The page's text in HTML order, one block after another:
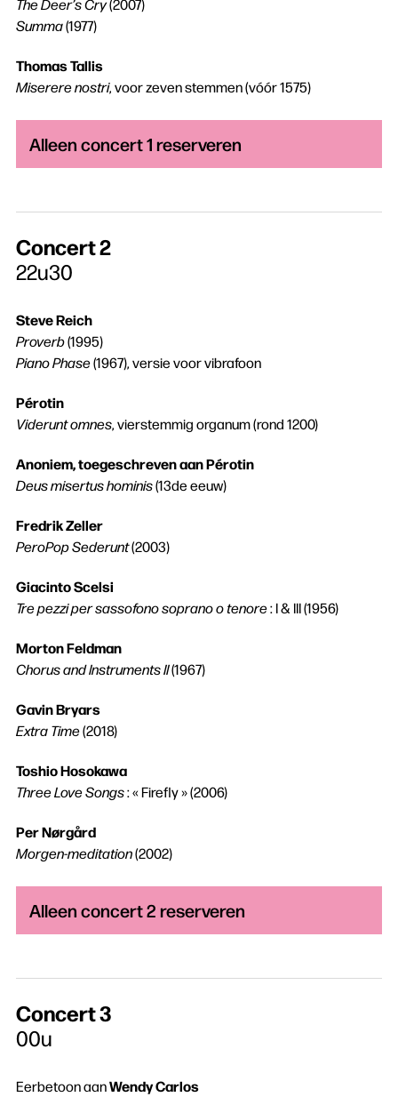
The Deer’s Cry(2007)
Summa(1977)
Thomas Tallis
Miserere nostri, voor zeven stemmen (vóór 1575)
Alleen concert 1 reserveren
Concert 2
22u30
Steve Reich
Proverb(1995)
Piano Phase(1967), versie voor vibrafoon
Pérotin
Viderunt omnes, vierstemmig organum (rond 1200)
Anoniem, toegeschreven aan Pérotin
Deus misertus hominis(13de eeuw)
Fredrik Zeller
PeroPop Sederunt(2003)
Giacinto Scelsi
Tre pezzi per sassofono soprano o tenore: I & III (1956)
Morton Feldman
Chorus and Instruments II(1967)
Gavin Bryars
Extra Time(2018)
Toshio Hosokawa
Three Love Songs: « Firefly » (2006)
Per Nørgård
Morgen-meditation(2002)
Alleen concert 2 reserveren
Concert 3
00u
Eerbetoon aanWendy Carlos
Zoeken